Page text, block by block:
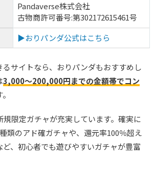
Pandaverse株式会社
古物商許可番号:第302172615461号
▶おりパンダ公式はこちら
るサイトなら、おりパンダもおすすめし
3,000～200,000円までの金額帯でコン
規限定ガチャが充実しています。確実に
類のアド確ガチャや、還元率100％超え
、初心者でも遊びやすいガチャが豊富